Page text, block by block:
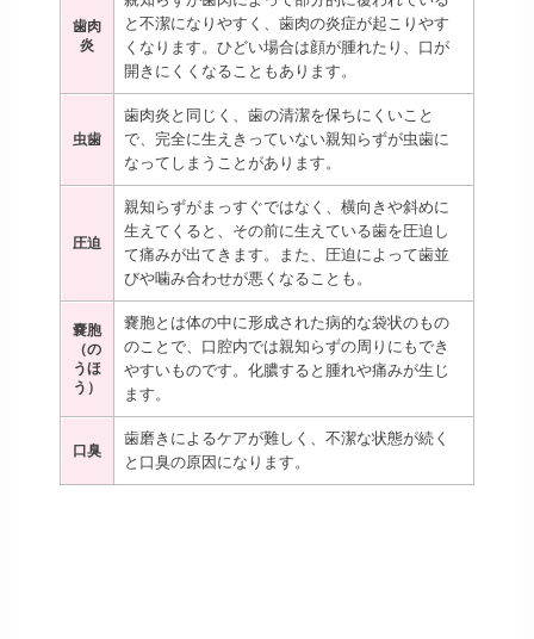
歯肉
炎
と不潔になりやすく、歯肉の炎症が起こりやす
くなります。ひどい場合は顔が腫れたり、口が
開きにくくなることもあります。
虫歯
歯肉炎と同じく、歯の清潔を保ちにくいこと
で、完全に生えきっていない親知らずが虫歯に
なってしまうことがあります。
圧迫
親知らずがまっすぐではなく、横向きや斜めに
生えてくると、その前に生えている歯を圧迫し
て痛みが出てきます。また、圧迫によって歯並
びや噛み合わせが悪くなることも。
嚢胞
（の
うほ
う）
嚢胞とは体の中に形成された病的な袋状のもの
のことで、口腔内では親知らずの周りにもでき
やすいものです。化膿すると腫れや痛みが生じ
ます。
口臭
歯磨きによるケアが難しく、不潔な状態が続く
と口臭の原因になります。